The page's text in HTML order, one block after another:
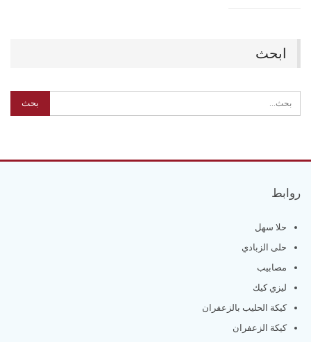
ابحث
روابط
حلا سهل
حلى الزبادي
مصابيب
ليزي كيك
كيكة الحليب بالزعفران
كيكة الزعفران